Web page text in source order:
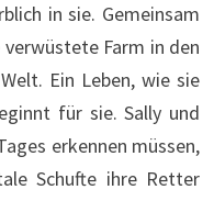
in sie. Gemeinsam
Farm in den
Ein Leben, wie sie
für sie. Sally und
erkennen müssen,
Schufte ihre Retter